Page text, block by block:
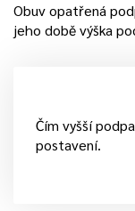
Obuv opatřená
jeho době výška
Čím vyšší
postavení.